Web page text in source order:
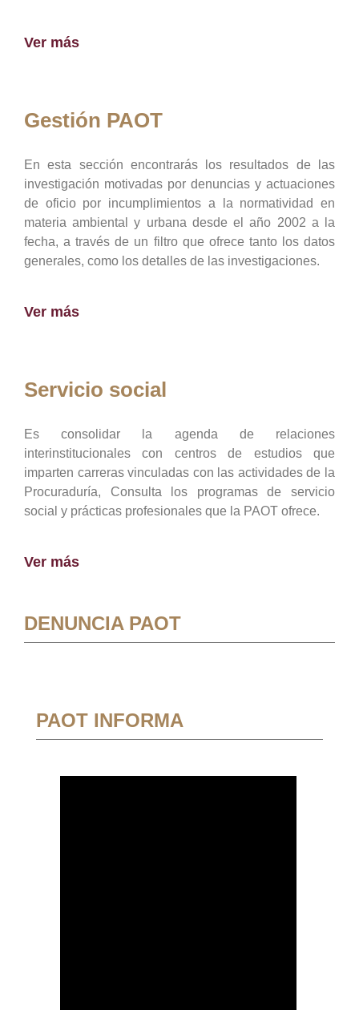
Ver más
Gestión PAOT
En esta sección encontrarás los resultados de las
investigación motivadas por denuncias y actuaciones
de oficio por incumplimientos a la normatividad en
materia ambiental y urbana desde el año 2002 a la
fecha, a través de un filtro que ofrece tanto los datos
generales, como los detalles de las investigaciones.
Ver más
Servicio social
Es consolidar la agenda de relaciones
interinstitucionales con centros de estudios que
imparten carreras vinculadas con las actividades de la
Procuraduría, Consulta los programas de servicio
social y prácticas profesionales que la PAOT ofrece.
Ver más
DENUNCIA PAOT
PAOT INFORMA